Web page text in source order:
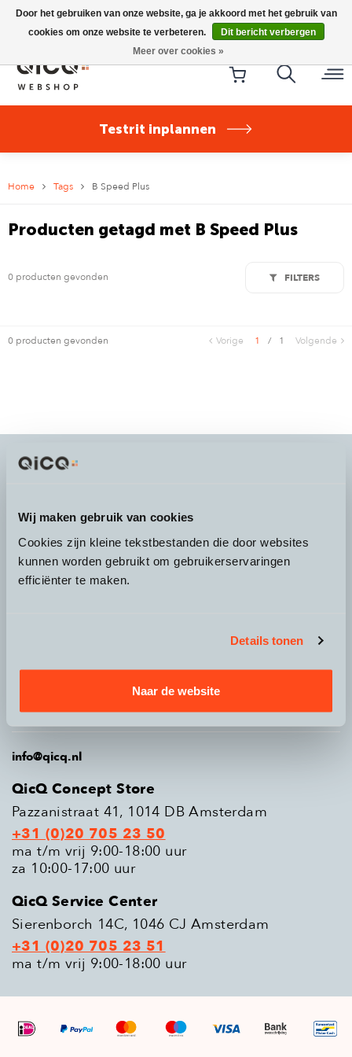
Wij maken gebruik van cookies
Cookies zijn kleine tekstbestanden die door websites
kunnen worden gebruikt om gebruikerservaringen
efficiënter te maken.
Details tonen
Naar de website
Riese & Müller Nevo5 Silent Core nu direct uit voorraad
leverbaar!
Testrit inplannen
Home Tags B Speed Plus
Producten getagd met B Speed Plus
0 producten gevonden FILTERS
0 producten gevonden Vorige 1 / 1 Volgende
Over QicQ
Productgroepen
Populaire modellen
info@qicq.nl
QicQ Concept Store
Pazzanistraat 41, 1014 DB Amsterdam
+31 (0)20 705 23 50
ma t/m vrij 9:00-18:00 uur
za 10:00-17:00 uur
QicQ Service Center
Sierenborch 14C, 1046 CJ Amsterdam
+31 (0)20 705 23 51
ma t/m vrij 9:00-18:00 uur
Door het gebruiken van onze website, ga je akkoord met het gebruik van
cookies om onze website te verbeteren.
Dit bericht verbergen
Meer over cookies »